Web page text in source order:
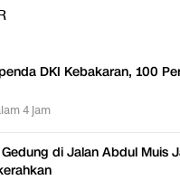
DKI Kebakaran, 100
4 jam
di Jalan Abdul Muis